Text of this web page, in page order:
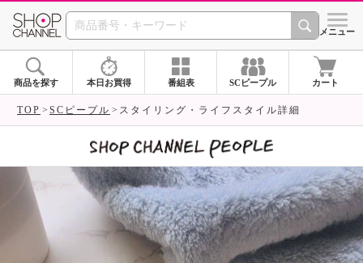
SHOP CHANNEL シメニュー
商品を探す 本日お買得 番組表 SCピープル カート
TOP SCピープル スタイリング・ライフスタイル詳細